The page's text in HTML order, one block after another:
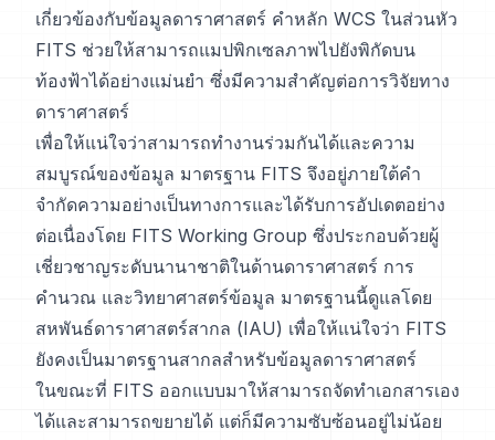
เกี่ยวข้องกับข้อมูลดาราศาสตร์ คำหลัก WCS ในส่วนหัว
FITS ช่วยให้สามารถแมปพิกเซลภาพไปยังพิกัดบน
ท้องฟ้าได้อย่างแม่นยำ ซึ่งมีความสำคัญต่อการวิจัยทาง
ดาราศาสตร์
เพื่อให้แน่ใจว่าสามารถทำงานร่วมกันได้และความ
สมบูรณ์ของข้อมูล มาตรฐาน FITS จึงอยู่ภายใต้คำ
จำกัดความอย่างเป็นทางการและได้รับการอัปเดตอย่าง
ต่อเนื่องโดย FITS Working Group ซึ่งประกอบด้วยผู้
เชี่ยวชาญระดับนานาชาติในด้านดาราศาสตร์ การ
คำนวณ และวิทยาศาสตร์ข้อมูล มาตรฐานนี้ดูแลโดย
สหพันธ์ดาราศาสตร์สากล (IAU) เพื่อให้แน่ใจว่า FITS
ยังคงเป็นมาตรฐานสากลสำหรับข้อมูลดาราศาสตร์
ในขณะที่ FITS ออกแบบมาให้สามารถจัดทำเอกสารเอง
ได้และสามารถขยายได้ แต่ก็มีความซับซ้อนอยู่ไม่น้อย